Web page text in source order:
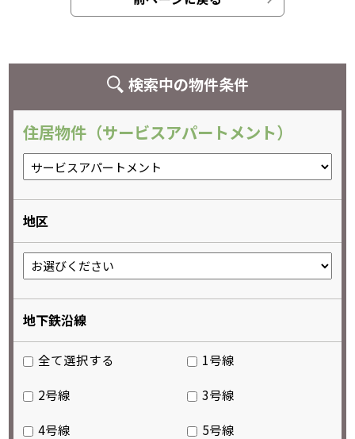
検索中の物件条件
住居物件（サービスアパートメント）
地区
地下鉄沿線
全て選択する
1号線
2号線
3号線
4号線
5号線